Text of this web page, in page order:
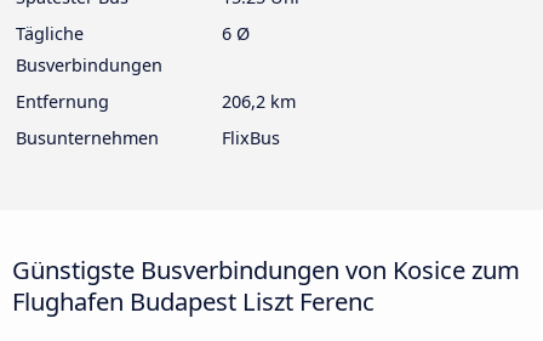
Tägliche
Busverbindungen
6 Ø
Entfernung
206,2 km
Busunternehmen
FlixBus
Günstigste Busverbindungen von Kosice zum
Flughafen Budapest Liszt Ferenc